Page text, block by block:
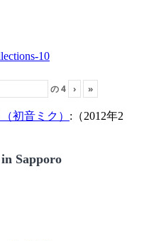
の4 › »
初音ミク） :（2012年2
Sapporo